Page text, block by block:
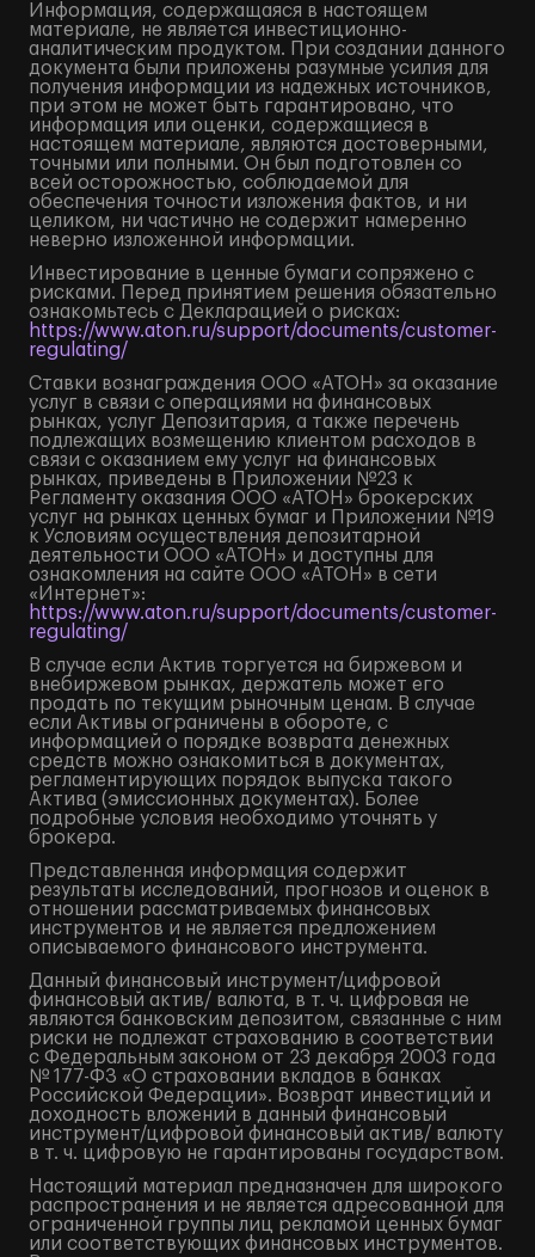
Информация, содержащаяся в настоящем
материале, не является инвестиционно-
аналитическим продуктом. При создании данного
документа были приложены разумные усилия для
получения информации из надежных источников,
при этом не может быть гарантировано, что
информация или оценки, содержащиеся в
настоящем материале, являются достоверными,
точными или полными. Он был подготовлен со
всей осторожностью, соблюдаемой для
обеспечения точности изложения фактов, и ни
целиком, ни частично не содержит намеренно
неверно изложенной информации.
Инвестирование в ценные бумаги сопряжено с
рисками. Перед принятием решения обязательно
ознакомьтесь с Декларацией о рисках:
https://www.aton.ru/support/documents/customer-
regulating/
Ставки вознаграждения ООО «АТОН» за оказание
услуг в связи с операциями на финансовых
рынках, услуг Депозитария, а также перечень
подлежащих возмещению клиентом расходов в
связи с оказанием ему услуг на финансовых
рынках, приведены в Приложении №23 к
Регламенту оказания ООО «АТОН» брокерских
услуг на рынках ценных бумаг и Приложении №19
к Условиям осуществления депозитарной
деятельности ООО «АТОН» и доступны для
ознакомления на сайте ООО «АТОН» в сети
«Интернет»:
https://www.aton.ru/support/documents/customer-
regulating/
В случае если Актив торгуется на биржевом и
внебиржевом рынках, держатель может его
продать по текущим рыночным ценам. В случае
если Активы ограничены в обороте, с
информацией о порядке возврата денежных
средств можно ознакомиться в документах,
регламентирующих порядок выпуска такого
Актива (эмиссионных документах). Более
подробные условия необходимо уточнять у
брокера.
Представленная информация содержит
результаты исследований, прогнозов и оценок в
отношении рассматриваемых финансовых
инструментов и не является предложением
описываемого финансового инструмента.
Данный финансовый инструмент/цифровой
финансовый актив/ валюта, в т. ч. цифровая не
являются банковским депозитом, связанные с ним
риски не подлежат страхованию в соответствии
с Федеральным законом от 23 декабря 2003 года
№ 177-ФЗ «О страховании вкладов в банках
Российской Федерации». Возврат инвестиций и
доходность вложений в данный финансовый
инструмент/цифровой финансовый актив/ валюту
в т. ч. цифровую не гарантированы государством.
Настоящий материал предназначен для широкого
распространения и не является адресованной для
ограниченной группы лиц рекламой ценных бумаг
или соответствующих финансовых инструментов.